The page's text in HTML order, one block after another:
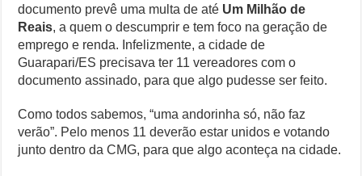
documento prevê uma multa de até Um Milhão de
Reais, a quem o descumprir e tem foco na geração de
emprego e renda. Infelizmente, a cidade de
Guarapari/ES precisava ter 11 vereadores com o
documento assinado, para que algo pudesse ser feito.
Como todos sabemos, “uma andorinha só, não faz
verão”. Pelo menos 11 deverão estar unidos e votando
junto dentro da CMG, para que algo aconteça na cidade.